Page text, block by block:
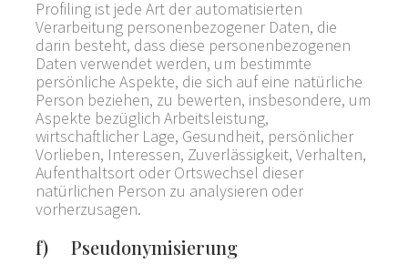
Profiling ist jede Art der automatisierten
Verarbeitung personenbezogener Daten, die
darin besteht, dass diese personenbezogenen
Daten verwendet werden, um bestimmte
persönliche Aspekte, die sich auf eine natürliche
Person beziehen, zu bewerten, insbesondere, um
Aspekte bezüglich Arbeitsleistung,
wirtschaftlicher Lage, Gesundheit, persönlicher
Vorlieben, Interessen, Zuverlässigkeit, Verhalten,
Aufenthaltsort oder Ortswechsel dieser
natürlichen Person zu analysieren oder
vorherzusagen.
f) Pseudonymisierung